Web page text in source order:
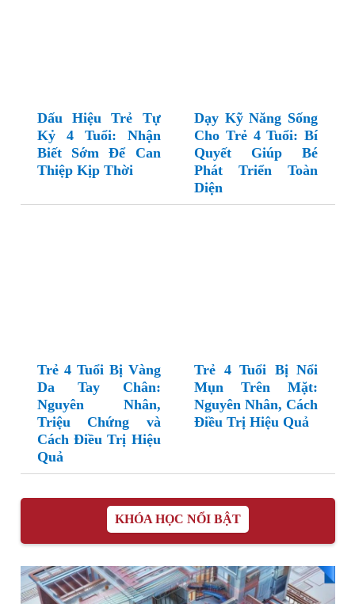
Dấu Hiệu Trẻ Tự
Kỷ 4 Tuổi: Nhận
Biết Sớm Để Can
Thiệp Kịp Thời
Dạy Kỹ Năng Sống
Cho Trẻ 4 Tuổi: Bí
Quyết Giúp Bé
Phát Triển Toàn
Diện
Trẻ 4 Tuổi Bị Vàng
Da Tay Chân:
Nguyên Nhân,
Triệu Chứng và
Cách Điều Trị Hiệu
Quả
Trẻ 4 Tuổi Bị Nổi
Mụn Trên Mặt:
Nguyên Nhân, Cách
Điều Trị Hiệu Quả
KHÓA HỌC NỔI BẬT